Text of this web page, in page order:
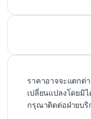
ราคาอาจจะแตกต่
เปลี่ยนแปลงโดยมิ
กรุณาติดต่อฝ่ายบริ